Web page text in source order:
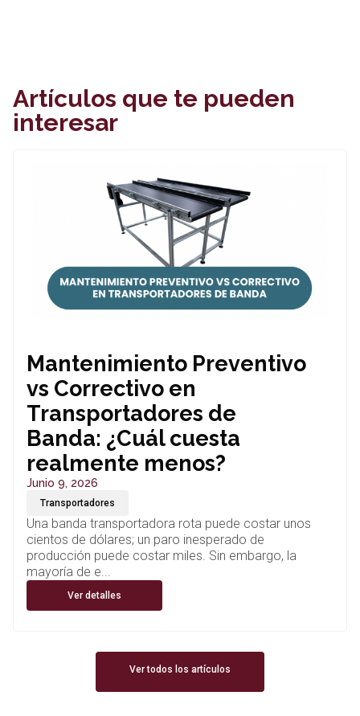
Artículos que te pueden
interesar
Mantenimiento Preventivo
vs Correctivo en
Transportadores de
Banda: ¿Cuál cuesta
realmente menos?
Junio 9, 2026
Transportadores
Una banda transportadora rota puede costar unos
cientos de dólares; un paro inesperado de
producción puede costar miles. Sin embargo, la
mayoría de e...
Ver detalles
Ver todos los artículos